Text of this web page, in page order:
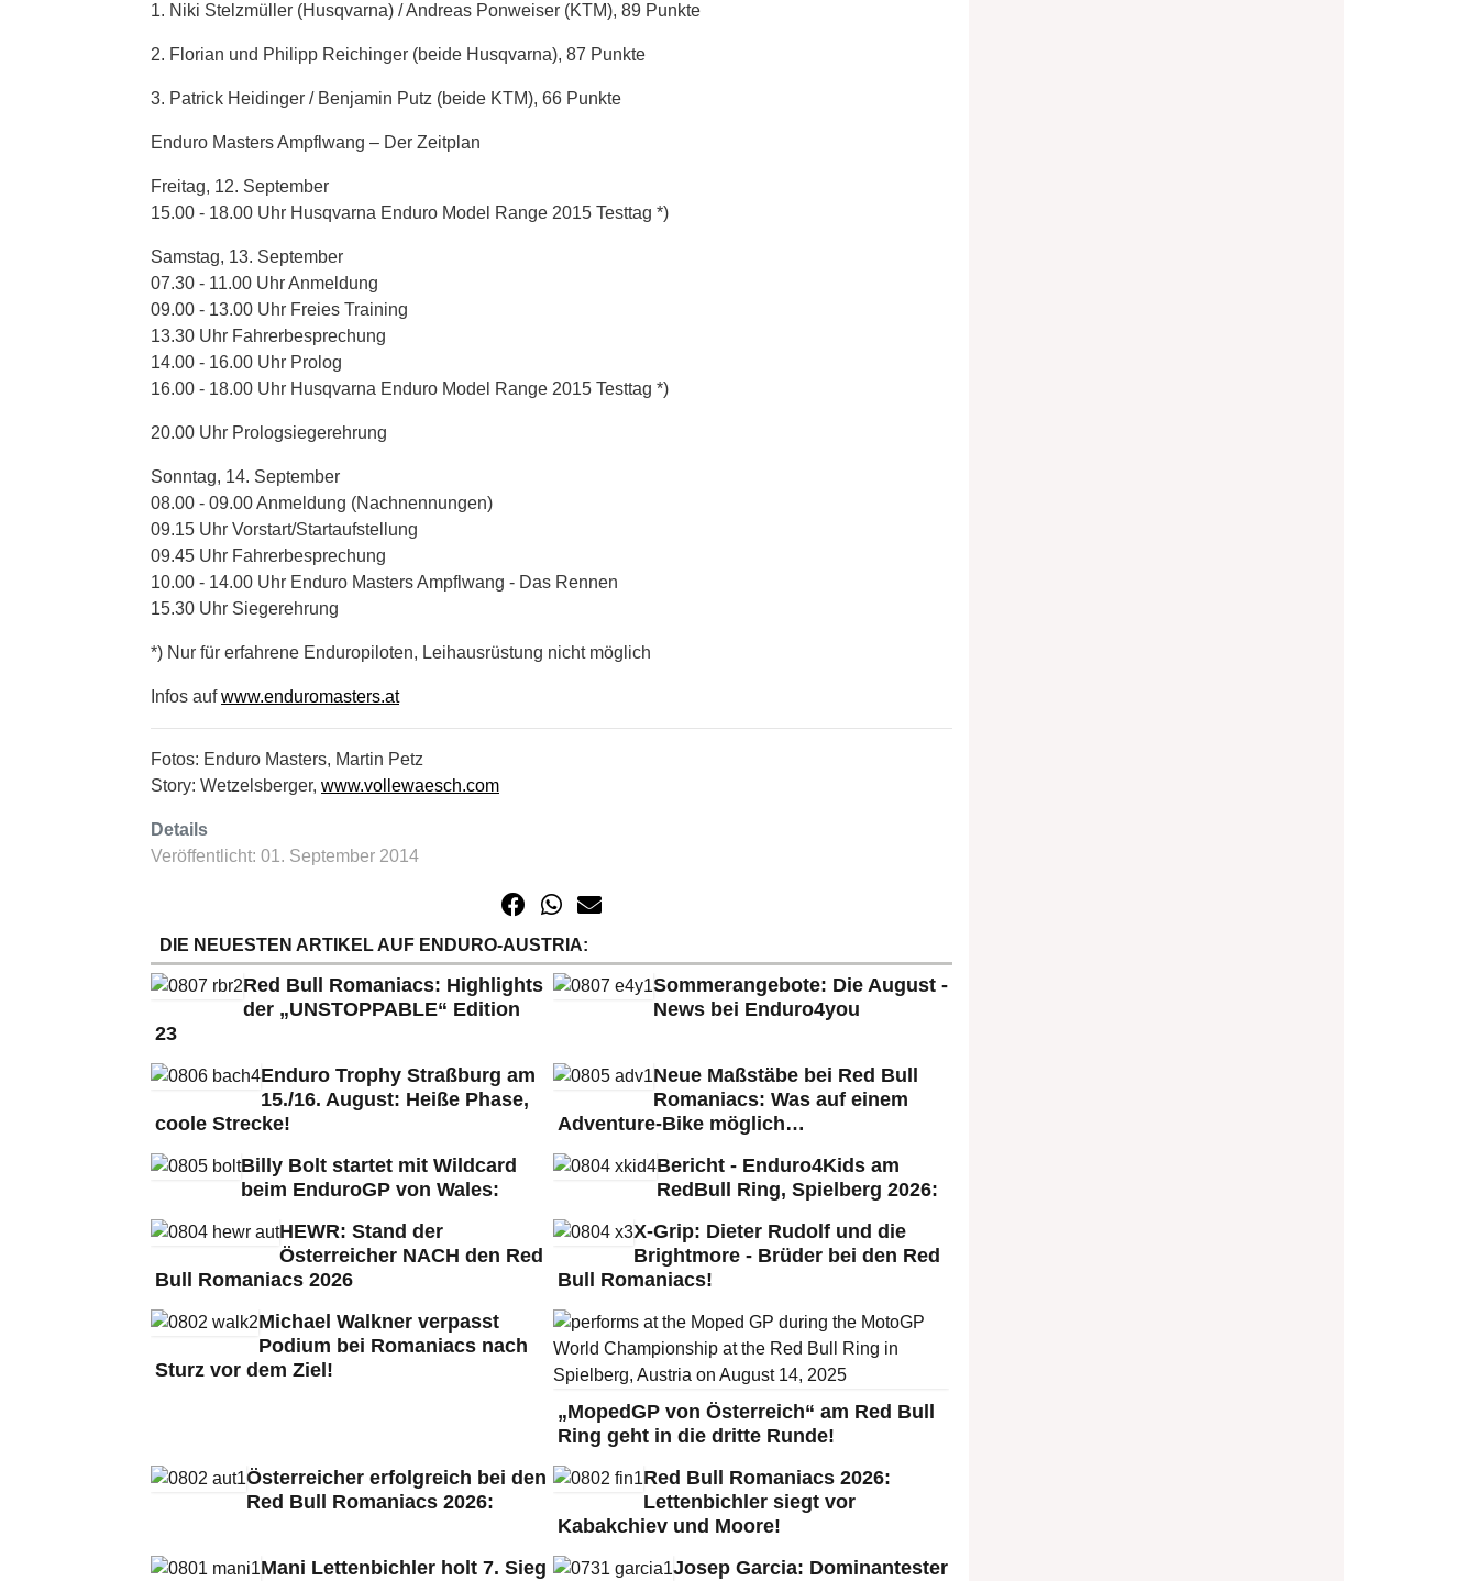
1. Niki Stelzmüller (Husqvarna) / Andreas Ponweiser (KTM), 89 Punkte
2. Florian und Philipp Reichinger (beide Husqvarna), 87 Punkte
3. Patrick Heidinger / Benjamin Putz (beide KTM), 66 Punkte
Enduro Masters Ampflwang – Der Zeitplan
Freitag, 12. September
15.00 - 18.00 Uhr Husqvarna Enduro Model Range 2015 Testtag *)
Samstag, 13. September
07.30 - 11.00 Uhr Anmeldung
09.00 - 13.00 Uhr Freies Training
13.30 Uhr Fahrerbesprechung
14.00 - 16.00 Uhr Prolog
16.00 - 18.00 Uhr Husqvarna Enduro Model Range 2015 Testtag *)
20.00 Uhr Prologsiegerehrung
Sonntag, 14. September
08.00 - 09.00 Anmeldung (Nachnennungen)
09.15 Uhr Vorstart/Startaufstellung
09.45 Uhr Fahrerbesprechung
10.00 - 14.00 Uhr Enduro Masters Ampflwang - Das Rennen
15.30 Uhr Siegerehrung
*) Nur für erfahrene Enduropiloten, Leihausrüstung nicht möglich
Infos aufwww.enduromasters.at
Fotos: Enduro Masters, Martin Petz
Story: Wetzelsberger, www.vollewaesch.com
Details
Veröffentlicht: 01. September 2014
DIE NEUESTEN ARTIKEL AUF ENDURO-AUSTRIA:
Red Bull Romaniacs: Highlights
der „UNSTOPPABLE“ Edition
23
Sommerangebote: Die August -
News bei Enduro4you
Enduro Trophy Straßburg am
15./16. August: Heiße Phase,
coole Strecke!
Neue Maßstäbe bei Red Bull
Romaniacs: Was auf einem
Adventure-Bike möglich…
Billy Bolt startet mit Wildcard
beim EnduroGP von Wales:
Bericht - Enduro4Kids am
RedBull Ring, Spielberg 2026:
HEWR: Stand der
Österreicher NACH den Red
Bull Romaniacs 2026
X-Grip: Dieter Rudolf und die
Brightmore - Brüder bei den Red
Bull Romaniacs!
Michael Walkner verpasst
Podium bei Romaniacs nach
Sturz vor dem Ziel!
„MopedGP von Österreich“ am Red Bull
Ring geht in die dritte Runde!
Österreicher erfolgreich bei den
Red Bull Romaniacs 2026:
Red Bull Romaniacs 2026:
Lettenbichler siegt vor
Kabakchiev und Moore!
Mani Lettenbichler holt 7. Sieg
Josep Garcia: Dominantester